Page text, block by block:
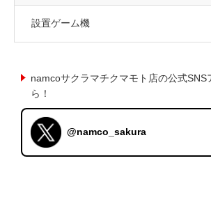
設置ゲーム機
namcoサクラマチクマモト店の公式SNS
ら！
@namco_sakura